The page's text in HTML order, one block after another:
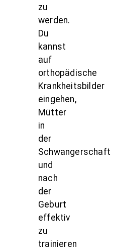
zu
werden.
Du
kannst
auf
orthopädische
Krankheitsbilder
eingehen,
Mütter
in
der
Schwangerschaft
und
nach
der
Geburt
effektiv
zu
trainieren